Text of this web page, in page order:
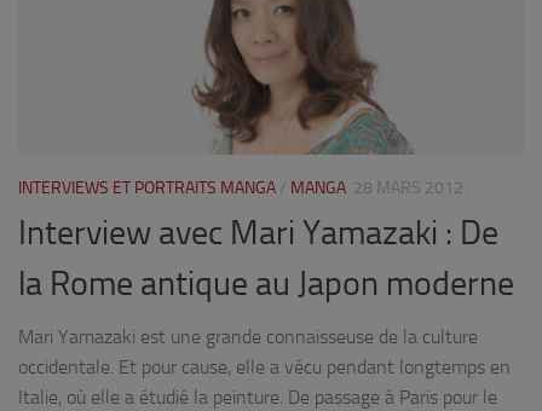
INTERVIEWS ET PORTRAITS MANGA / MANGA 28 MARS 2012
Interview avec Mari Yamazaki : De
la Rome antique au Japon moderne
Mari Yamazaki est une grande connaisseuse de la culture
occidentale. Et pour cause, elle a vécu pendant longtemps en
Italie, où elle a étudié la peinture. De passage à Paris pour le